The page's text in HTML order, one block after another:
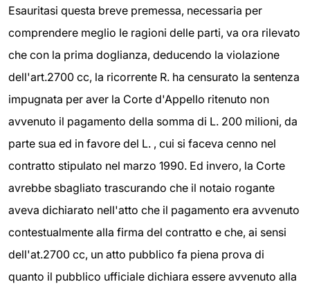
Esauritasi questa breve premessa, necessaria per
comprendere meglio le ragioni delle parti, va ora rilevato
che con la prima doglianza, deducendo la violazione
dell'art.2700 cc, la ricorrente R. ha censurato la sentenza
impugnata per aver la Corte d'Appello ritenuto non
avvenuto il pagamento della somma di L. 200 milioni, da
parte sua ed in favore del L. , cui si faceva cenno nel
contratto stipulato nel marzo 1990. Ed invero, la Corte
avrebbe sbagliato trascurando che il notaio rogante
aveva dichiarato nell'atto che il pagamento era avvenuto
contestualmente alla firma del contratto e che, ai sensi
dell'at.2700 cc, un atto pubblico fa piena prova di
quanto il pubblico ufficiale dichiara essere avvenuto alla